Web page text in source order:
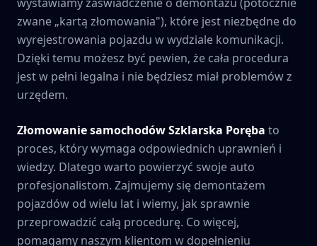
zwane „kartą złomowania"), które jest niezbędne do
wyrejestrowania pojazdu w wydziale komunikacji.
Dzięki temu możesz być pewien, że cała procedura
jest w pełni legalna i nie będziesz miał problemów z
urzędem.
Złomowanie samochodówSzklarska Poręba to
proces, który wymaga odpowiednich uprawnień i
wiedzy. Dlatego warto powierzyć swoje auto
profesjonalistom. Zajmujemy się demontażem
pojazdów od wielu lat i wiemy, jak sprawnie
przeprowadzić całą procedurę. Co więcej,
pomagamy naszym klientom w dopełnieniu